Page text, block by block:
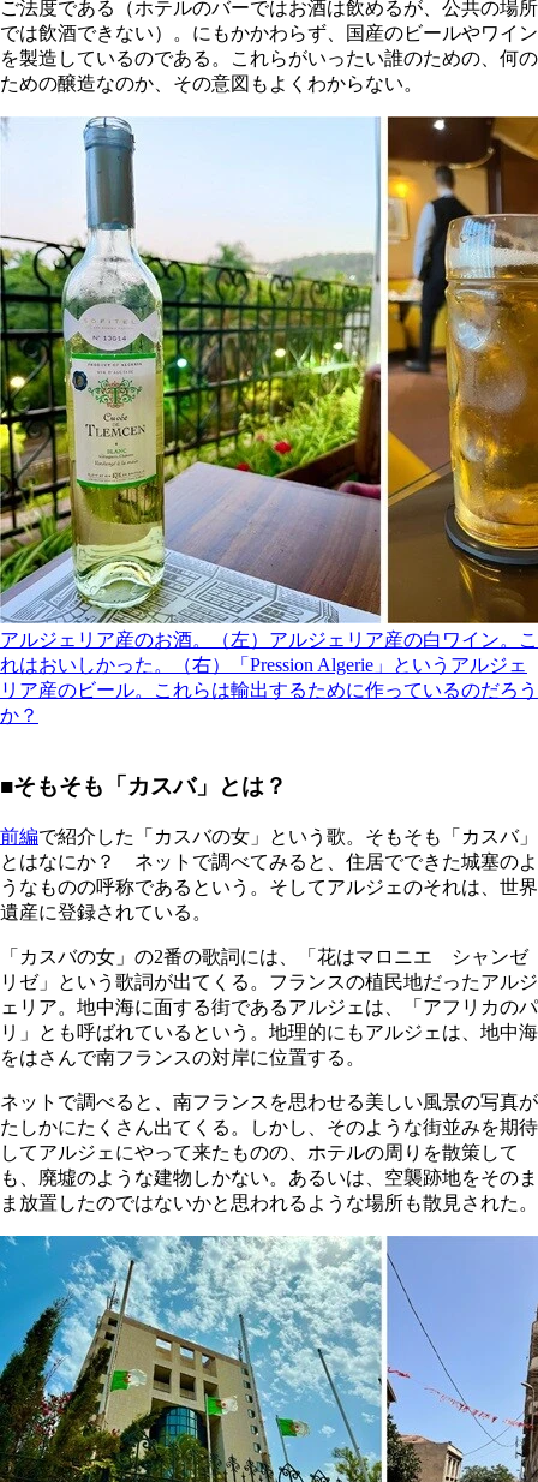
ご法度である（ホテルのバーではお酒は飲めるが、公共の場所
では飲酒できない）。にもかかわらず、国産のビールやワイン
を製造しているのである。これらがいったい誰のための、何の
ための醸造なのか、その意図もよくわからない。
アルジェリア産のお酒。（左）アルジェリア産の白ワイン。こ
れはおいしかった。（右）「Pression Algerie」というアルジェ
リア産のビール。これらは輸出するために作っているのだろう
か？
■そもそも「カスバ」とは？
前編で紹介した「カスバの女」という歌。そもそも「カスバ」
とはなにか？ ネットで調べてみると、住居でできた城塞のよ
うなものの呼称であるという。そしてアルジェのそれは、世界
遺産に登録されている。
「カスバの女」の2番の歌詞には、「花はマロニエ シャンゼ
リゼ」という歌詞が出てくる。フランスの植民地だったアルジ
ェリア。地中海に面する街であるアルジェは、「アフリカのパ
リ」とも呼ばれているという。地理的にもアルジェは、地中海
をはさんで南フランスの対岸に位置する。
ネットで調べると、南フランスを思わせる美しい風景の写真が
たしかにたくさん出てくる。しかし、そのような街並みを期待
してアルジェにやって来たものの、ホテルの周りを散策して
も、廃墟のような建物しかない。あるいは、空襲跡地をそのま
ま放置したのではないかと思われるような場所も散見された。